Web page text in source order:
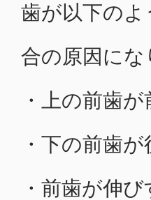
歯が以下の
合の原因にな
・上の前歯
・下の前歯
・前歯が伸